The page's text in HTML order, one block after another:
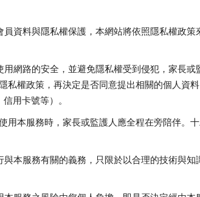
資料與隱私權保護，本網站將依照隱私權政
網路的安全，並避免隱私權受到侵犯，家長或
私權政策，再決定是否同意提出相關的個人資
用卡號等）。
用本服務時，家長或監護人應全程在旁陪伴。
與本服務有關的義務，只限於以合理的技術與